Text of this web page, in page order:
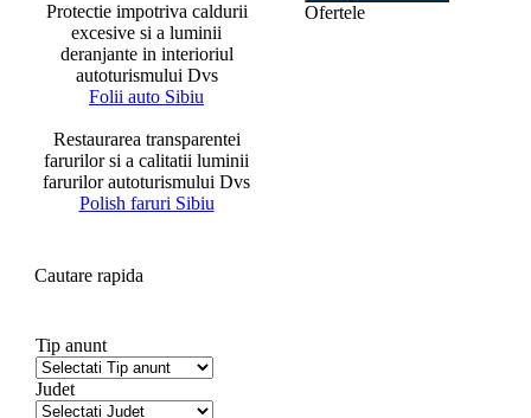
Protectie impotriva caldurii
excesive si a luminii
deranjante in interioriul
autoturismului Dvs
Folii auto Sibiu
Restaurarea transparentei
farurilor si a calitatii luminii
farurilor autoturismului Dvs
Polish faruri Sibiu
Cautare rapida
Tip anunt
Judet
Ofertele